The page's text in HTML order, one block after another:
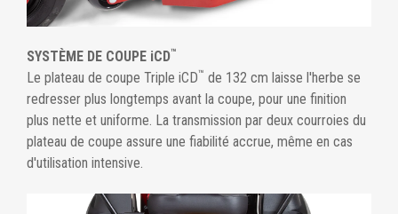
SYSTÈME DE COUPE iCD™
Le plateau de coupe Triple iCD™ de 132 cm laisse l'herbe se
redresser plus longtemps avant la coupe, pour une finition
plus nette et uniforme. La transmission par deux courroies du
plateau de coupe assure une fiabilité accrue, même en cas
d'utilisation intensive.